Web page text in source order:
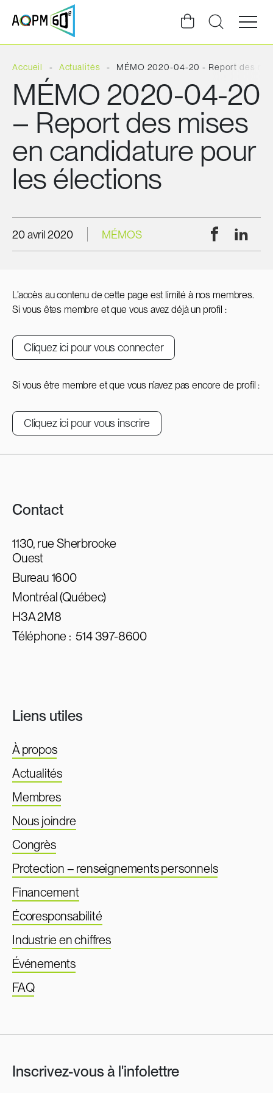
Ouvrir
la
du
Accueil Actualités MÉMO 2020-04-20 - Report des
MÉMO 2020-04-20
– Report des mises
en candidature pour
les élections
20 avril 2020 MÉMOS Facebook
L’accès au contenu de cette page est limité à nos membres.
Si vous êtes membre et que vous avez déjà un profil :
Cliquez ici pour vous connecter
Si vous être membre et que vous n’avez pas encore de profil :
Cliquez ici pour vous inscrire
Contact
1130, rue Sherbrooke
Ouest
Bureau 1600
Montréal (Québec)
H3A 2M8
Téléphone :514 397-8600
Liens utiles
À propos
Actualités
Membres
Nous joindre
Congrès
Protection – renseignements personnels
Financement
Écoresponsabilité
Industrie en chiffres
Événements
FAQ
Inscrivez-vous à l'infolettre